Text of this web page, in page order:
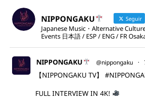
NIPPONGAKU Seguir
Japanese Music・Alternative
Events 日本語 / ESP / ENG / FR
NIPPONGAKU @nippongaku ·
【NIPPONGAKU TV】
FULL INTERVIEW IN 4K!